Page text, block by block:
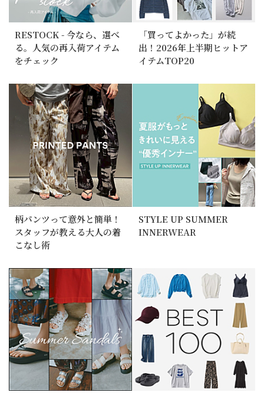
RESTOCK - 今なら、選べ
る。人気の再入荷アイテム
をチェック
「買ってよかった」が続
出！2026年上半期ヒットア
イテムTOP20
柄パンツって意外と簡単！
スタッフが教える大人の着
こなし術
STYLE UP SUMMER
INNERWEAR